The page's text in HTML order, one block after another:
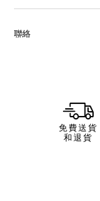
聯絡
免費送貨
和退貨